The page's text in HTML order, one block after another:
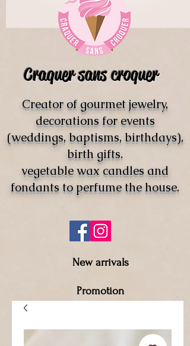
Craquer sans croquer
Creator of gourmet jewelry,
decorations for events
(weddings, baptisms, birthdays),
birth gifts.
vegetable wax candles and
fondants to perfume the house.
New arrivals
Promotion